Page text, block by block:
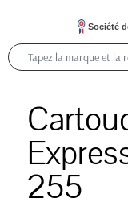
Société
255